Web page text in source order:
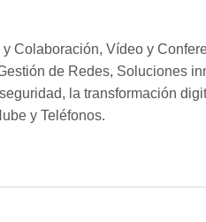
Colaboración, Vídeo y
de Redes, Soluciones
la transformación
y Teléfonos.